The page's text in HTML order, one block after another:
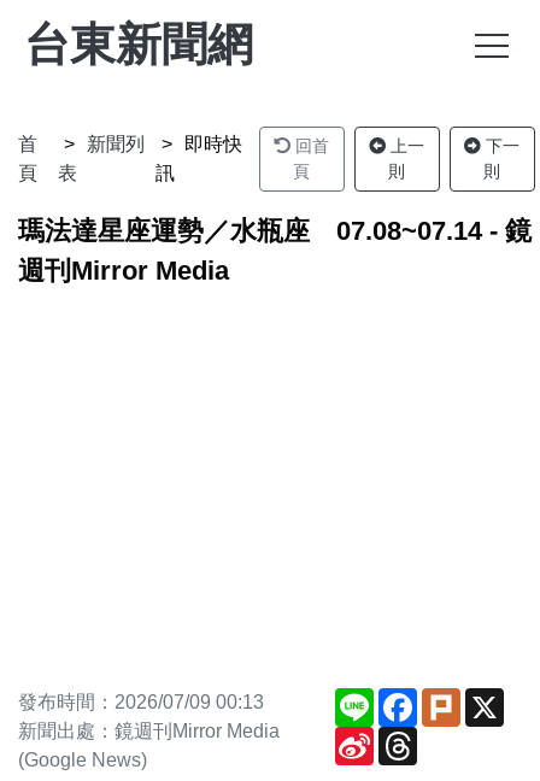
台東新聞網
首
頁
新聞列
表
即時快
訊
回首
頁
上一
則
下一
則
瑪法達星座運勢／水瓶座 07.08~07.14 - 鏡
週刊Mirror Media
發布時間：2026/07/09 00:13
新聞出處：鏡週刊Mirror Media
(Google News)
Line Facebook
Plurk
Sina
Weibo